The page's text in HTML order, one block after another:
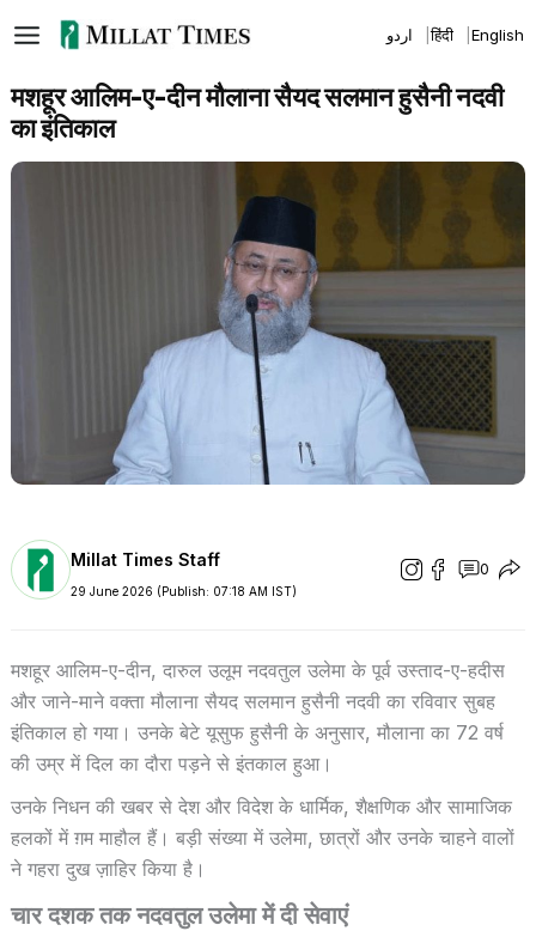
to
اردو हिंदी English
मशहूर आलिम-ए-दीन मौलाना सैयद सलमान हुसैनी नदवी
का इंतिकाल
Millat Times Staff
29 June 2026 (Publish: 07:18 AM IST)
0
मशहूर आलिम-ए-दीन, दारुल उलूम नदवतुल उलेमा के पूर्व उस्ताद-ए-हदीस
और जाने-माने वक्ता मौलाना सैयद सलमान हुसैनी नदवी का रविवार सुबह
इंतिकाल हो गया। उनके बेटे यूसुफ हुसैनी के अनुसार, मौलाना का 72 वर्ष
की उम्र में दिल का दौरा पड़ने से इंतकाल हुआ।
उनके निधन की खबर से देश और विदेश के धार्मिक, शैक्षणिक और सामाजिक
हलकों में ग़म माहौल हैं। बड़ी संख्या में उलेमा, छात्रों और उनके चाहने वालों
ने गहरा दुख ज़ाहिर किया है।
चार दशक तक नदवतुल उलेमा में दी सेवाएं